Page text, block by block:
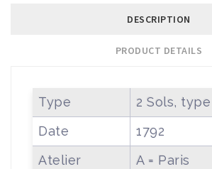
DESCRIPTION
PRODUCT DETAILS
Type
2 Sols,
Date
1792
Atelier
A = Paris